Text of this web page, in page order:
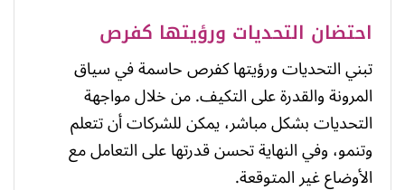
احتضان التحديات ورؤيتها كفرص
تبني التحديات ورؤيتها كفرص حاسمة في سياق
المرونة والقدرة على التكيف. من خلال مواجهة
التحديات بشكل مباشر، يمكن للشركات أن تتعلم
وتنمو، وفي النهاية تحسن قدرتها على التعامل مع
الأوضاع غير المتوقعة.